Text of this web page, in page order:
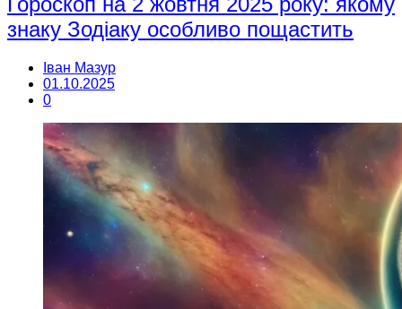
знаку Зодіаку особливо пощастить
Іван Мазур
01.10.2025
0